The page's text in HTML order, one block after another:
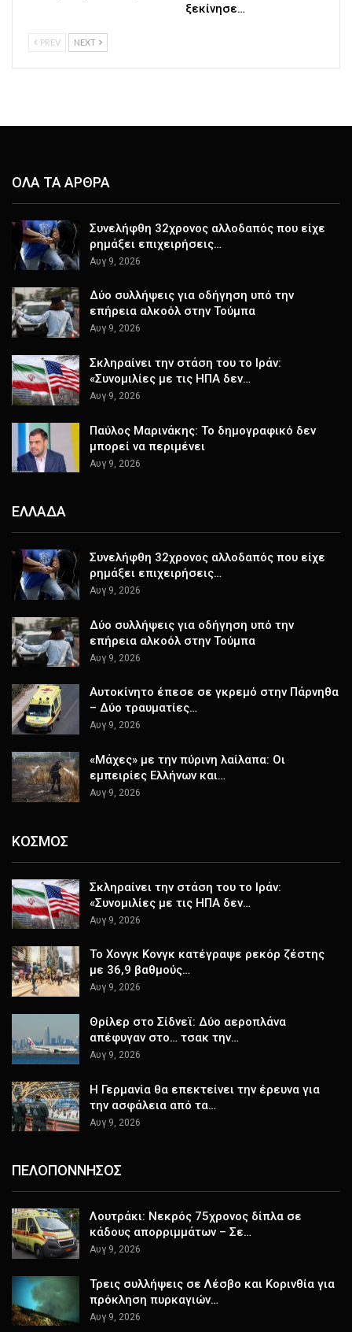
ξεκίνησε…
PREV NEXT
ΟΛΑ ΤΑ ΑΡΘΡΑ
Συνελήφθη 32χρονος αλλοδαπός που είχε
ρημάξει επιχειρήσεις…
Αυγ 9, 2026
Δύο συλλήψεις για οδήγηση υπό την
επήρεια αλκοόλ στην Τούμπα
Αυγ 9, 2026
Σκληραίνει την στάση του το Ιράν:
«Συνομιλίες με τις ΗΠΑ δεν…
Αυγ 9, 2026
Παύλος Μαρινάκης: Το δημογραφικό δεν
μπορεί να περιμένει
Αυγ 9, 2026
ΕΛΛΑΔΑ
Συνελήφθη 32χρονος αλλοδαπός που είχε
ρημάξει επιχειρήσεις…
Αυγ 9, 2026
Δύο συλλήψεις για οδήγηση υπό την
επήρεια αλκοόλ στην Τούμπα
Αυγ 9, 2026
Αυτοκίνητο έπεσε σε γκρεμό στην Πάρνηθα
– Δύο τραυματίες…
Αυγ 9, 2026
«Μάχες» με την πύρινη λαίλαπα: Οι
εμπειρίες Ελλήνων και…
Αυγ 9, 2026
ΚΟΣΜΟΣ
Σκληραίνει την στάση του το Ιράν:
«Συνομιλίες με τις ΗΠΑ δεν…
Αυγ 9, 2026
Το Χονγκ Κονγκ κατέγραψε ρεκόρ ζέστης
με 36,9 βαθμούς…
Αυγ 9, 2026
Θρίλερ στο Σίδνεϊ: Δύο αεροπλάνα
απέφυγαν στο… τσακ την…
Αυγ 9, 2026
Η Γερμανία θα επεκτείνει την έρευνα για
την ασφάλεια από τα…
Αυγ 9, 2026
ΠΕΛΟΠΟΝΝΗΣΟΣ
Λουτράκι: Νεκρός 75χρονος δίπλα σε
κάδους απορριμμάτων – Σε…
Αυγ 9, 2026
Τρεις συλλήψεις σε Λέσβο και Κορινθία για
πρόκληση πυρκαγιών…
Αυγ 9, 2026